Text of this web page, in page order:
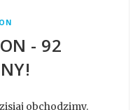
- 92
obchodzimy.